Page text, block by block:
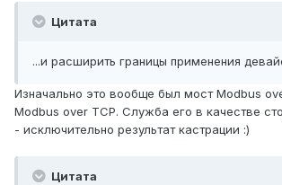
Цитата
...и расширить границы применения
Изначально это вообще был мост Modbus
Modbus over TCP. Служба его в качестве
- исключительно результат кастрации :)
Цитата